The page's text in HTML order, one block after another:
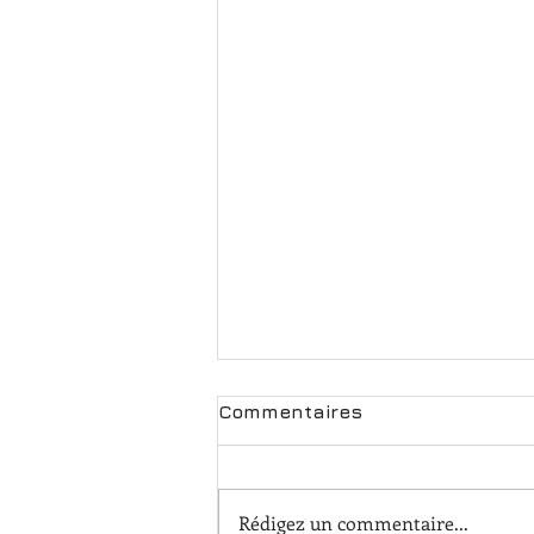
Commentaires
Rédigez un commentaire...